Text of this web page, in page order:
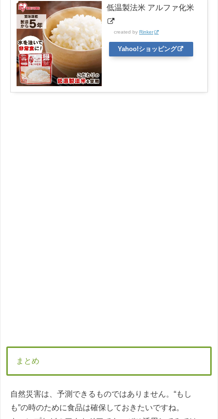
低温製法米 アルファ化米
created by Rinker
Yahoo!ショッピング
まとめ
自然災害は、予測できるものではありません。“もし
も”の時のために食品は確保しておきたいですね。